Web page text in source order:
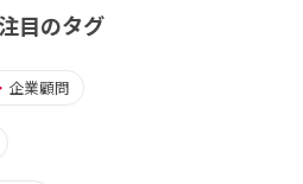
注目のタグ
・ 企業顧問